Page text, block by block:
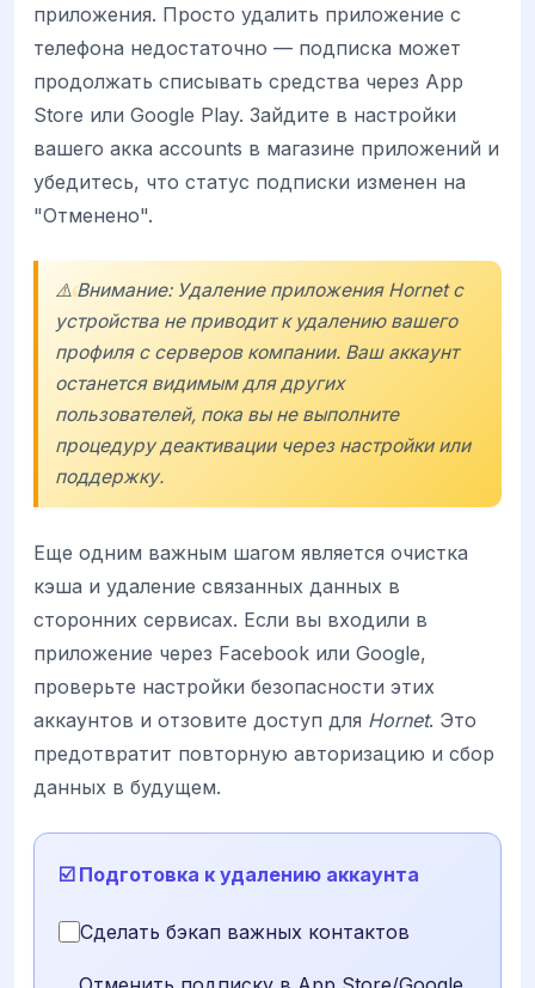
приложения. Просто удалить приложение с
телефона недостаточно — подписка может
продолжать списывать средства через App
Store или Google Play. Зайдите в настройки
вашего акка accounts в магазине приложений и
убедитесь, что статус подписки изменен на
"Отменено".
⚠️ Внимание: Удаление приложения Hornet с
устройства не приводит к удалению вашего
профиля с серверов компании. Ваш аккаунт
останется видимым для других
пользователей, пока вы не выполните
процедуру деактивации через настройки или
поддержку.
Еще одним важным шагом является очистка
кэша и удаление связанных данных в
сторонних сервисах. Если вы входили в
приложение через Facebook или Google,
проверьте настройки безопасности этих
аккаунтов и отзовите доступ для Hornet. Это
предотвратит повторную авторизацию и сбор
данных в будущем.
☑️ Подготовка к удалению аккаунта
Сделать бэкап важных контактов